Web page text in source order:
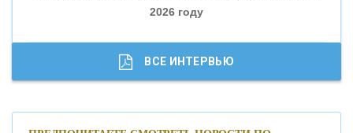
«ГАЗПРОМБАНК»
«МОСКОВСКИЙ КРЕДИТНЫЙ БАНК»
2026 году
ВСЕ ИНТЕРВЬЮ